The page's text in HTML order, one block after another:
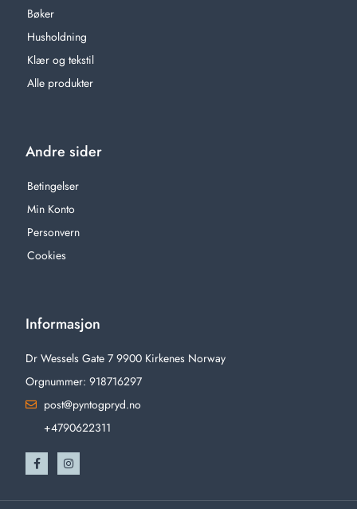
Bøker
Husholdning
Klær og tekstil
Alle produkter
Andre sider
Betingelser
Min Konto
Personvern
Cookies
Informasjon
Dr Wessels Gate 7 9900 Kirkenes Norway
Orgnummer: 918716297
post@pyntogpryd.no
+4790622311